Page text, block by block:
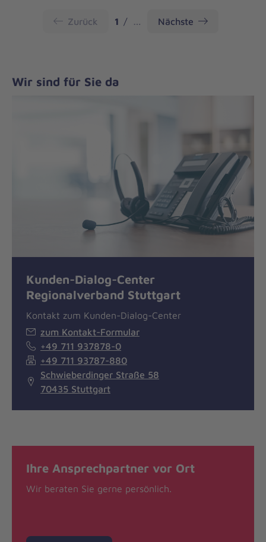
Zurück Seite
1 … Nächste
Wir sind für Sie da
Kunden-Dialog-Center
Regionalverband Stuttgart
Kontakt zum Kunden-Dialog-Center
zum Kontakt-Formular
+49 711 937878-0
+49 711 93787-880
Schwieberdinger Straße 58
70435 Stuttgart
Ihre Ansprechpartner vor Ort
Wir beraten Sie gerne persönlich.